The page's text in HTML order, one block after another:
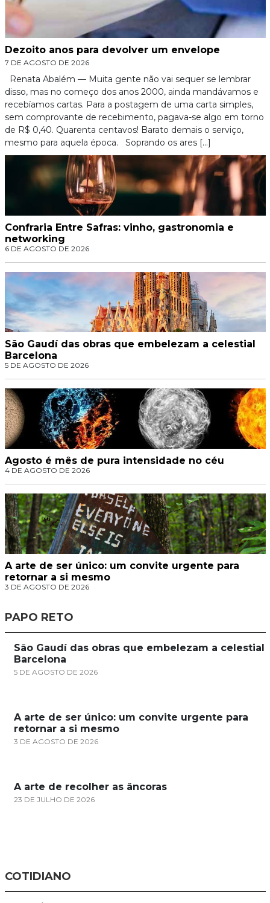
Dezoito anos para devolver um envelope
7 DE AGOSTO DE 2026
Renata Abalém — Muita gente não vai sequer se lembrar
disso, mas no começo dos anos 2000, ainda mandávamos e
recebíamos cartas. Para a postagem de uma carta simples,
sem comprovante de recebimento, pagava-se algo em torno
de R$ 0,40. Quarenta centavos! Barato demais o serviço,
mesmo para aquela época. Soprando os ares […]
Confraria Entre Safras: vinho, gastronomia e
networking
6 DE AGOSTO DE 2026
São Gaudí das obras que embelezam a celestial
Barcelona
5 DE AGOSTO DE 2026
Agosto é mês de pura intensidade no céu
4 DE AGOSTO DE 2026
A arte de ser único: um convite urgente para
retornar a si mesmo
3 DE AGOSTO DE 2026
PAPO RETO
São Gaudí das obras que embelezam a celestial
Barcelona
5 DE AGOSTO DE 2026
A arte de ser único: um convite urgente para
retornar a si mesmo
3 DE AGOSTO DE 2026
A arte de recolher as âncoras
23 DE JULHO DE 2026
COTIDIANO